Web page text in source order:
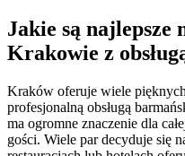
Jakie są najlepsze
Krakowie z
Kraków oferuje wiele
profesjonalną obsługą
ma ogromne znaczenie dla
gości. Wiele par decyduje się